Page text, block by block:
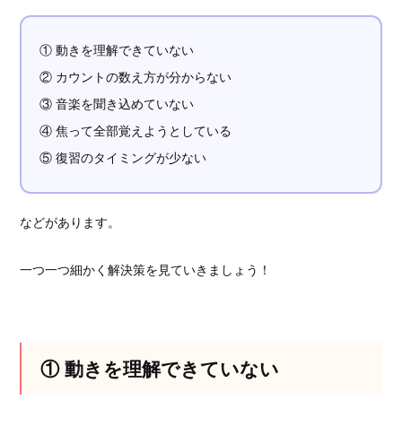
① 動きを理解できていない
② カウントの数え方が分からない
③ 音楽を聞き込めていない
④ 焦って全部覚えようとしている
⑤ 復習のタイミングが少ない
などがあります。
一つ一つ細かく解決策を見ていきましょう！
① 動きを理解できていない